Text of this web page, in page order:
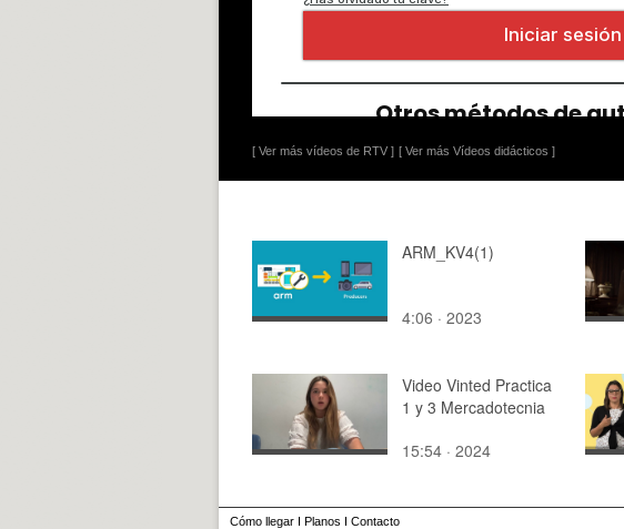
[ Ver más vídeos de RTV ] [ Ver más Vídeos didácticos ]
ARM_KV4(1)
4:06 · 2023
Video Vinted Practica
1 y 3 Mercadotecnia
15:54 · 2024
Cómo llegar I Planos I Contacto